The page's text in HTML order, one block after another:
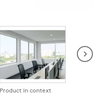
Product in context